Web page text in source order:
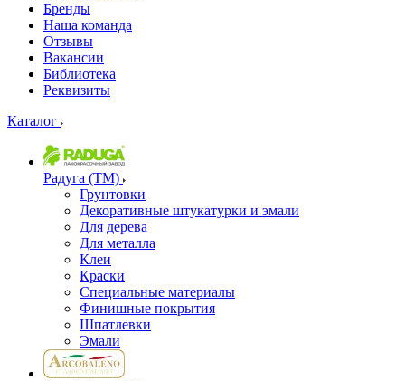
Бренды
Наша команда
Отзывы
Вакансии
Библиотека
Реквизиты
Каталог
Радуга (ТМ)
Грунтовки
Декоративные штукатурки и эмали
Для дерева
Для металла
Клеи
Краски
Специальные материалы
Финишные покрытия
Шпатлевки
Эмали